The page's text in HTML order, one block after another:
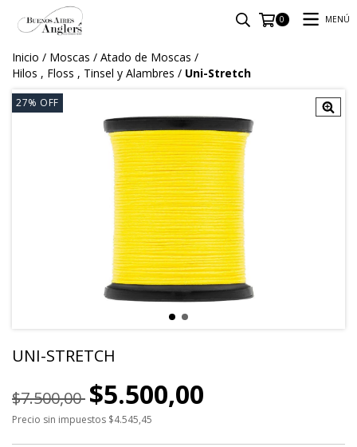
0 MENÚ
Inicio / Moscas / Atado de Moscas /
Hilos , Floss , Tinsel y Alambres / Uni-Stretch
27% OFF
UNI-STRETCH
$7.500,00 $5.500,00
Precio sin impuestos $4.545,45